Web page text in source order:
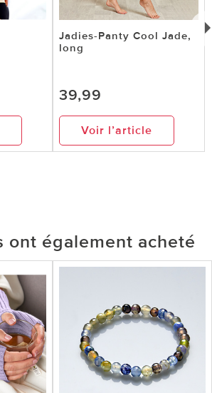
Jadies-Panty Cool Jade,
long
39,99
Voir l’article
ont également acheté